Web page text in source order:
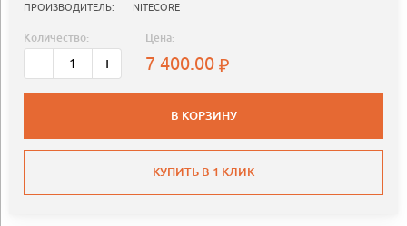
ПРОИЗВОДИТЕЛЬ: NITECORE
Количество:
- +
Цена:
7 400.00
В КОРЗИНУ
КУПИТЬ В 1 КЛИК